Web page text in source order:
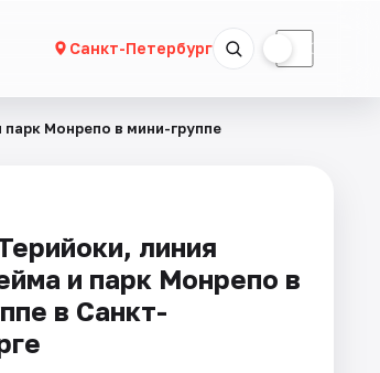
Санкт-Петербург ☾
Монрепо в мини-группе
линия
и парк Монрепо в
в Санкт-